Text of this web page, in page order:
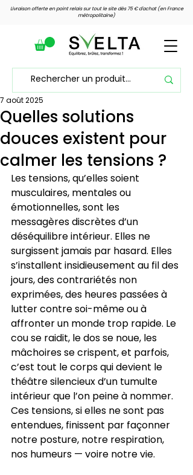
Voir les points
Livraison offerte en point relais sur tout le site dès 75 € d'achat (en France
métropolitaine)
Quelles solutions
douces existent pour
calmer les tensions ?
7 août 2025
Les tensions, qu’elles soient
musculaires, mentales ou
émotionnelles, sont les
messagères discrètes d’un
déséquilibre intérieur. Elles ne
surgissent jamais par hasard. Elles
s’installent insidieusement au fil des
jours, des contrariétés non
exprimées, des heures passées à
lutter contre soi-même ou à
affronter un monde trop rapide. Le
cou se raidit, le dos se noue, les
mâchoires se crispent, et parfois,
c’est tout le corps qui devient le
théâtre silencieux d’un tumulte
intérieur que l’on peine à nommer.
Ces tensions, si elles ne sont pas
entendues, finissent par façonner
notre posture, notre respiration,
nos humeurs — voire notre vie.